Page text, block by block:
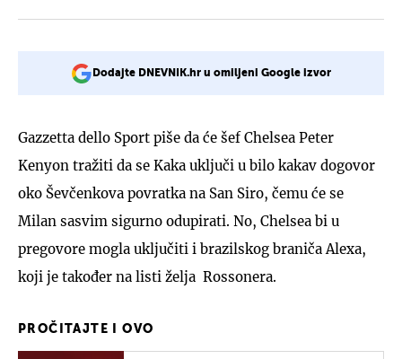
Dodajte DNEVNIK.hr u omiljeni Google izvor
Gazzetta dello Sport piše da će šef Chelsea Peter
Kenyon tražiti da se Kaka uključi u bilo kakav dogovor
oko Ševčenkova povratka na San Siro, čemu će se
Milan sasvim sigurno odupirati. No, Chelsea bi u
pregovore mogla uključiti i brazilskog braniča Alexa,
koji je također na listi želja Rossonera.
PROČITAJTE I OVO